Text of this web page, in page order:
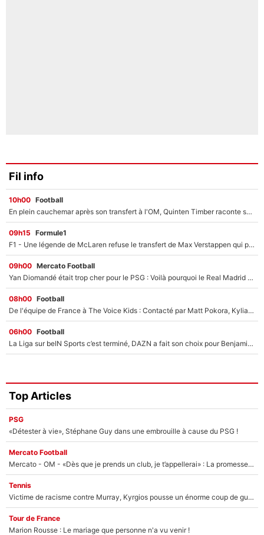
Fil info
10h00 Football
En plein cauchemar après son transfert à l'OM, Quinten Timber raconte ses doutes après sa signature à Marseille
09h15 Formule1
F1 - Une légende de McLaren refuse le transfert de Max Verstappen qui pourrait «faire des vagues» et plomber l'ambiance dans l'équipe
09h00 Mercato Football
Yan Diomandé était trop cher pour le PSG : Voilà pourquoi le Real Madrid a accepté de payer la somme record de 140M€ pour boucler son transfert !
08h00 Football
De l'équipe de France à The Voice Kids : Contacté par Matt Pokora, Kylian Mbappé a accepté de jouer un rôle inédit sur TF1 !
06h00 Football
La Liga sur beIN Sports c’est terminé, DAZN a fait son choix pour Benjamin Da Silva et Omar Da Fonseca !
Top Articles
PSG
«Détester à vie», Stéphane Guy dans une embrouille à cause du PSG !
Mercato Football
Mercato - OM - «Dès que je prends un club, je t’appellerai» : La promesse de Marcelino au moment de claquer la porte
Tennis
Victime de racisme contre Murray, Kyrgios pousse un énorme coup de gueule !
Tour de France
Marion Rousse : Le mariage que personne n'a vu venir !